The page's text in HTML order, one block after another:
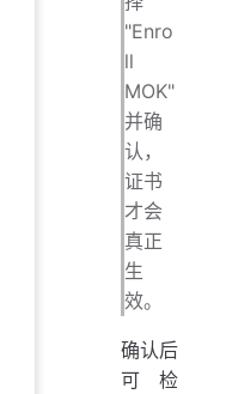
"Enro
ll
MOK"
并确
认，
证书
才会
真正
生
效。
确认后
可检